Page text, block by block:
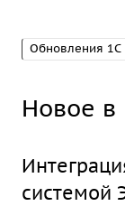
Обновления 1С
Новое в
системой